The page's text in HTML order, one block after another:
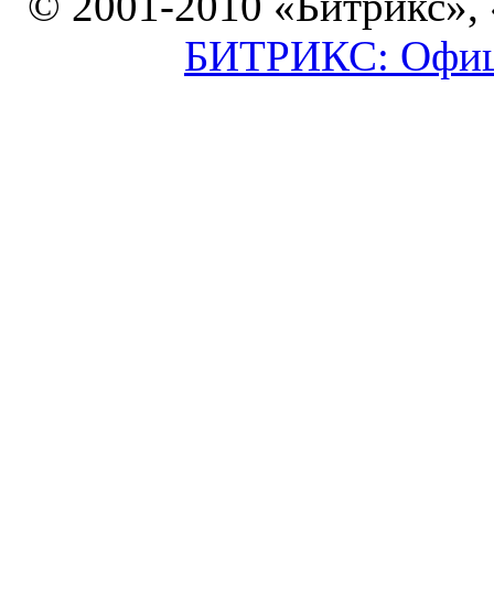
БИТРИКС: